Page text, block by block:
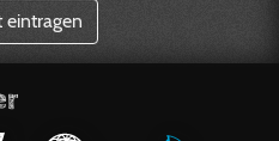
eintragen